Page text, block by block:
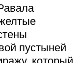
пустыней